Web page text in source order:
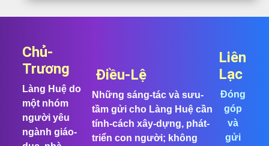
Chủ-
Trương
Làng Huệ do
một nhóm
người yêu
ngành giáo-
Điều-Lệ
Những sáng-tác và sưu-
tầm gửi cho Làng Huệ cần
tính-cách xây-dựng, phát-
triển con người; không
Liên
Lạc
Đóng
góp
và
gửi